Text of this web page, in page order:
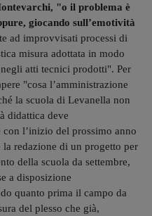
"o il problema è
giocando sull’emotività
ad improvvisati processi di
misura adottata in modo
atti tecnici prodotti". Per
"cosa l’amministrazione
la scuola di Levanella non
didattica deve
l’inizio del prossimo anno
la redazione di un progetto per
della scuola da settembre,
a disposizione
quanto prima il campo da
del plesso che già,